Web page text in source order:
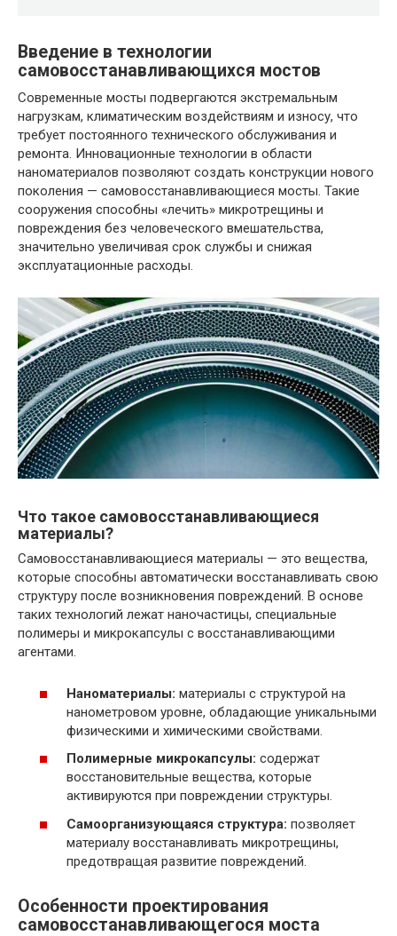
Введение в технологии
самовосстанавливающихся мостов
Современные мосты подвергаются экстремальным
нагрузкам, климатическим воздействиям и износу, что
требует постоянного технического обслуживания и
ремонта. Инновационные технологии в области
наноматериалов позволяют создать конструкции нового
поколения — самовосстанавливающиеся мосты. Такие
сооружения способны «лечить» микротрещины и
повреждения без человеческого вмешательства,
значительно увеличивая срок службы и снижая
эксплуатационные расходы.
Что такое самовосстанавливающиеся
материалы?
Самовосстанавливающиеся материалы — это вещества,
которые способны автоматически восстанавливать свою
структуру после возникновения повреждений. В основе
таких технологий лежат наночастицы, специальные
полимеры и микрокапсулы с восстанавливающими
агентами.
Наноматериалы: материалы с структурой на
нанометровом уровне, обладающие уникальными
физическими и химическими свойствами.
Полимерные микрокапсулы: содержат
восстановительные вещества, которые
активируются при повреждении структуры.
Самоорганизующаяся структура: позволяет
материалу восстанавливать микротрещины,
предотвращая развитие повреждений.
Особенности проектирования
самовосстанавливающегося моста